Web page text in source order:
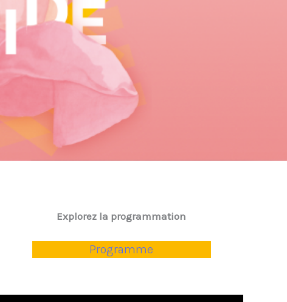
Explorez la programmation
Programme